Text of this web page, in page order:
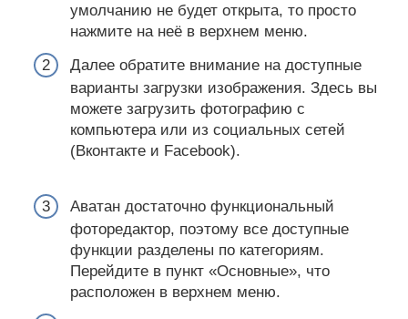
умолчанию не будет открыта, то просто
нажмите на неё в верхнем меню.
Далее обратите внимание на доступные
варианты загрузки изображения. Здесь вы
можете загрузить фотографию с
компьютера или из социальных сетей
(Вконтакте и Facebook).
Аватан достаточно функциональный
фоторедактор, поэтому все доступные
функции разделены по категориям.
Перейдите в пункт «Основные», что
расположен в верхнем меню.